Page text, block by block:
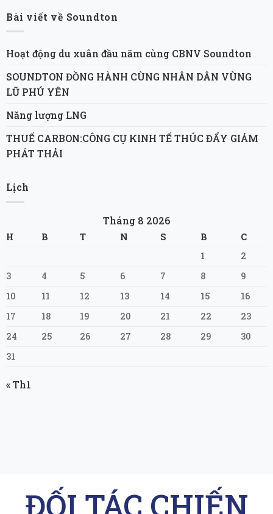
Bài viết về Soundton
Hoạt động du xuân đầu năm cùng CBNV Soundton
SOUNDTON ĐỒNG HÀNH CÙNG NHÂN DÂN VÙNG
LŨ PHÚ YÊN
Năng lượng LNG
THUẾ CARBON:CÔNG CỤ KINH TẾ THÚC ĐẨY GIẢM
PHÁT THẢI
Lịch
Tháng 8 2026
H B T N S B
C
1
2
3
4 5 6 7 8
9
10
11 12 13 14 15
16
17
18 19 20 21 22
23
24
25 26 27 28 29
30
31
« Th1
ĐỐI TÁC CHIẾN